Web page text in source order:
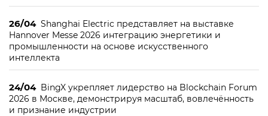
26/04 Shanghai Electric представляет на выставке
Hannover Messe 2026 интеграцию энергетики и
промышленности на основе искусственного
интеллекта
24/04 BingX укрепляет лидерство на Blockchain Forum
2026 в Москве, демонстрируя масштаб, вовлечённость
и признание индустрии